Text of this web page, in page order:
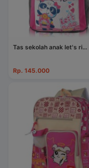
Tas sekolah anak let's ri...
Rp. 145.000